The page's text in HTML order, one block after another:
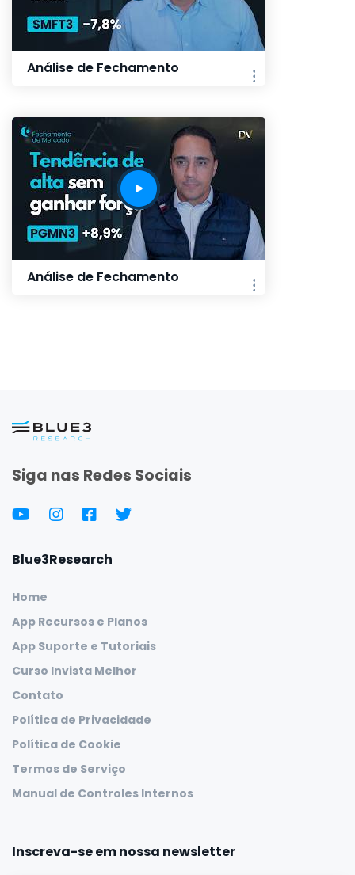
Análise de Fechamento
Análise de Fechamento
Siga nas Redes Sociais
Blue3Research
Home
App Recursos e Planos
App Suporte e Tutoriais
Curso Invista Melhor
Contato
Política de Privacidade
Política de Cookie
Termos de Serviço
Manual de Controles Internos
Inscreva-se em nossa newsletter